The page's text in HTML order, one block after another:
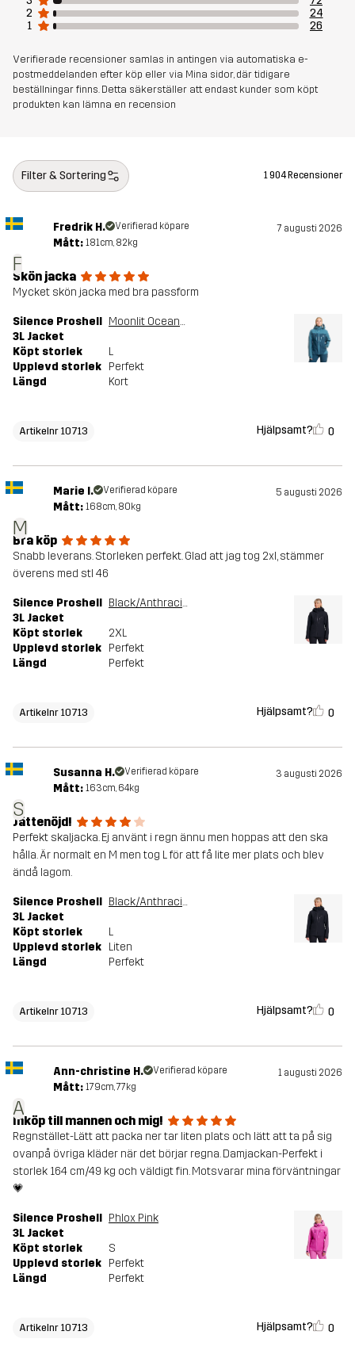
Skapad för VANDRING ALL-ROUND
Artikelnummer 10713_4974
2
24
1
26
Verifierade recensioner samlas in antingen via automatiska e-
postmeddelanden efter köp eller via Mina sidor, där tidigare
beställningar finns. Detta säkerställer att endast kunder som köpt
produkten kan lämna en recension
Filter & Sortering 1 904 Recensioner
F
Fredrik H. Verifierad köpare 7 augusti 2026
Mått: 181cm, 82kg
Skön jacka
Mycket skön jacka med bra passform
Silence Proshell
3L Jacket
Moonlit Ocean/Blue Ashes
Köpt storlek
L
Upplevd storlek Perfekt
Längd
Kort
Artikelnr 10713 Hjälpsamt? 0
M
Marie I. Verifierad köpare 5 augusti 2026
Mått: 168cm, 80kg
Bra köp
Snabb leverans. Storleken perfekt. Glad att jag tog 2xl, stämmer
överens med stl 46
Silence Proshell
3L Jacket
Black/Anthracite
Köpt storlek
2XL
Upplevd storlek Perfekt
Längd
Perfekt
Artikelnr 10713 Hjälpsamt? 0
S
Susanna H. Verifierad köpare 3 augusti 2026
Mått: 163cm, 64kg
Jättenöjd!
Perfekt skaljacka. Ej använt i regn ännu men hoppas att den ska
hålla. Är normalt en M men tog L för att få lite mer plats och blev
ändå lagom.
Silence Proshell
3L Jacket
Black/Anthracite
Köpt storlek
L
Upplevd storlek Liten
Längd
Perfekt
Artikelnr 10713 Hjälpsamt? 0
A
Ann-christine H. Verifierad köpare 1 augusti 2026
Mått: 179cm, 77kg
Inköp till mannen och mig!
Regnstället-Lätt att packa ner tar liten plats och lätt att ta på sig
ovanpå övriga kläder när det börjar regna. Damjackan-Perfekt i
storlek 164 cm/49 kg och väldigt fin. Motsvarar mina förväntningar
💗
Silence Proshell
3L Jacket
Phlox Pink
Köpt storlek
S
Upplevd storlek Perfekt
Längd
Perfekt
Artikelnr 10713 Hjälpsamt? 0